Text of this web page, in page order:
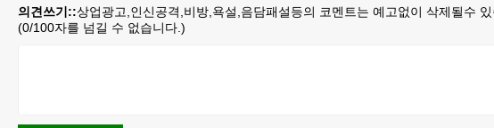
의견쓰기::상업광고,인신공격,비방,욕설,음담패설등의 코멘트는 예고없이 삭제될수
(0/100자를 넘길 수 없습니다.)